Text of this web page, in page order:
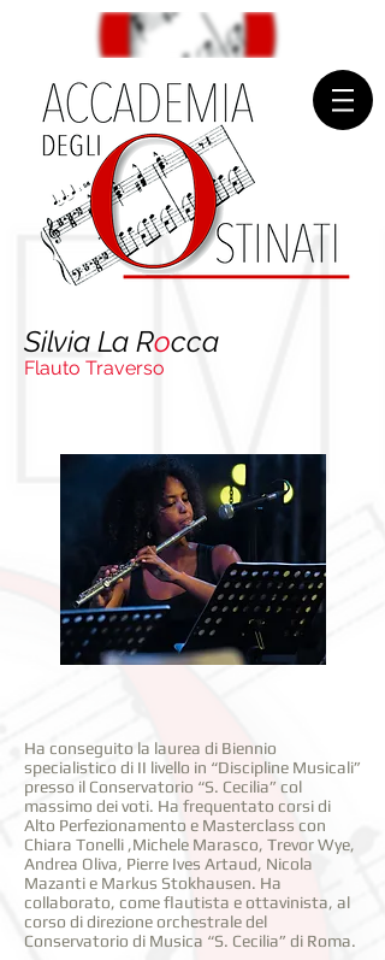
Silvia La Rocca
Flauto Traverso
Ha conseguito la laurea di Biennio
specialistico di II livello in “Discipline Musicali”
presso il Conservatorio “S. Cecilia” col
massimo dei voti. Ha frequentato corsi di
Alto Perfezionamento e Masterclass con
Chiara Tonelli ,Michele Marasco, Trevor Wye,
Andrea Oliva, Pierre Ives Artaud, Nicola
Mazanti e Markus Stokhausen. Ha
collaborato, come flautista e ottavinista, al
corso di direzione orchestrale del
Conservatorio di Musica “S. Cecilia” di Roma.